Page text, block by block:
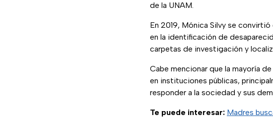
de la UNAM.
En 2019, Mónica Silvy se
en la identificación de
carpetas de investigación y
Cabe mencionar que la mayoría
en instituciones públicas,
responder a la sociedad y sus
Te puede interesar: Madres